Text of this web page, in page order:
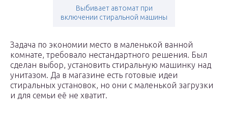
Выбивает автомат при
включении стиральной машины
Задача по экономии место в маленькой ванной
комнате, требовало нестандартного решения. Был
сделан выбор, установить стиральную машинку над
унитазом. Да в магазине есть готовые идеи
стиральных установок, но они с маленькой загрузки
и для семьи её не хватит.